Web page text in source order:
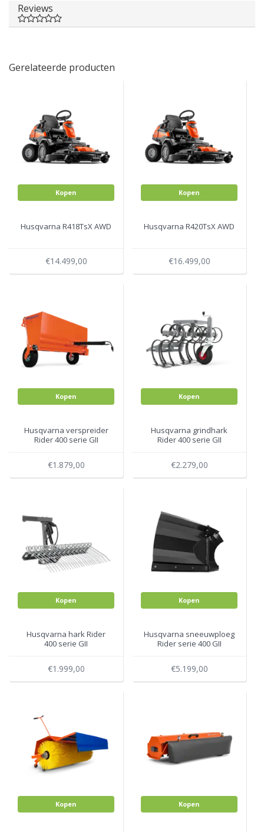
Reviews
Gerelateerde producten
Kopen
Husqvarna R418TsX AWD
€14.499,00
Kopen
Husqvarna R420TsX AWD
€16.499,00
Kopen
Husqvarna verspreider
Rider 400 serie GII
€1.879,00
Kopen
Husqvarna grindhark
Rider 400 serie GII
€2.279,00
Kopen
Husqvarna hark Rider
400 serie GII
€1.999,00
Kopen
Husqvarna sneeuwploeg
Rider serie 400 GII
€5.199,00
Kopen Kopen